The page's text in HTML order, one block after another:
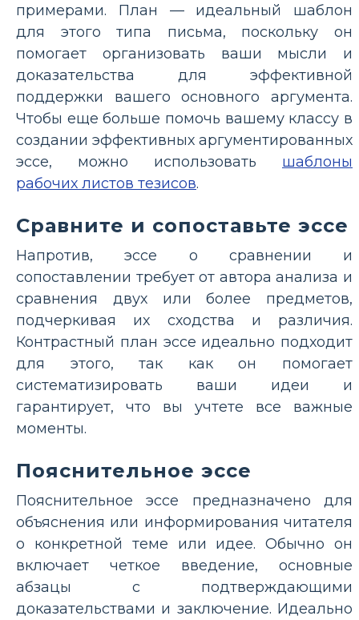
примерами. План — идеальный шаблон
для этого типа письма, поскольку он
помогает организовать ваши мысли и
доказательства для эффективной
поддержки вашего основного аргумента.
Чтобы еще больше помочь вашему классу в
создании эффективных аргументированных
эссе, можно использовать шаблоны
рабочих листов тезисов.
Сравните и сопоставьте эссе
Напротив, эссе о сравнении и
сопоставлении требует от автора анализа и
сравнения двух или более предметов,
подчеркивая их сходства и различия.
Контрастный план эссе идеально подходит
для этого, так как он помогает
систематизировать ваши идеи и
гарантирует, что вы учтете все важные
моменты.
Пояснительное эссе
Пояснительное эссе предназначено для
объяснения или информирования читателя
о конкретной теме или идее. Обычно он
включает четкое введение, основные
абзацы с подтверждающими
доказательствами и заключение. Идеально